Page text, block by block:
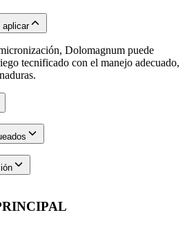
aplicar
Dolomagnum puede
tecnificado con el manejo adecuado,